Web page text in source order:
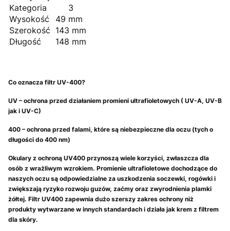
Kategoria
3
Wysokość
49 mm
Szerokość 143 mm
Długość
148 mm
Co oznacza filtr UV-400?
UV – ochrona przed działaniem promieni ultrafioletowych ( UV-A, UV-B
jak i UV-C)
400 – ochrona przed falami, które są niebezpieczne dla oczu (tych o
długości do 400 nm)
Okulary z ochroną UV400 przynoszą wiele korzyści, zwłaszcza dla
osób z wrażliwym wzrokiem. Promienie ultrafioletowe dochodzące do
naszych oczu są odpowiedzialne za uszkodzenia soczewki, rogówki i
zwiększają ryzyko rozwoju guzów, zaćmy oraz zwyrodnienia plamki
żółtej. Filtr UV400 zapewnia dużo szerszy zakres ochrony niż
produkty wytwarzane w innych standardach i działa jak krem z filtrem
dla skóry.